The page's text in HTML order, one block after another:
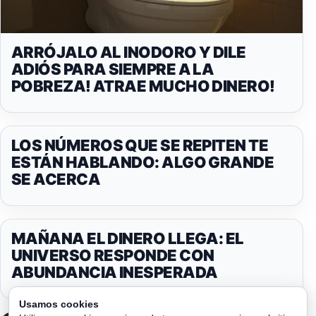
ARRÓJALO AL INODORO Y DILE
ADIÓS PARA SIEMPRE A LA
POBREZA! ATRAE MUCHO DINERO!
LOS NÚMEROS QUE SE REPITEN TE
ESTÁN HABLANDO: ALGO GRANDE
SE ACERCA
MAÑANA EL DINERO LLEGA: EL
UNIVERSO RESPONDE CON
ABUNDANCIA INESPERADA
Usamos cookies